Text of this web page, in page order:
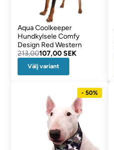
Aqua Coolkeeper
Hundkylsele Comfy
Design Red Western
213,00107,00 SEK
Välj variant
- 50%